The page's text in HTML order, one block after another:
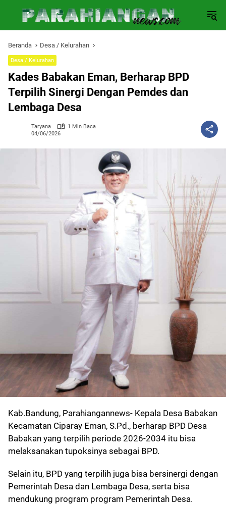
Beranda Desa / Kelurahan
Desa / Kelurahan
Kades Babakan Eman, Berharap BPD
Terpilih Sinergi Dengan Pemdes dan
Lembaga Desa
Taryana
1 Min Baca
04/06/2026
Kab.Bandung, Parahiangannews- Kepala Desa Babakan
Kecamatan Ciparay Eman, S.Pd., berharap BPD Desa
Babakan yang terpilih periode 2026-2034 itu bisa
melaksanakan tupoksinya sebagai BPD.
Selain itu, BPD yang terpilih juga bisa bersinergi dengan
Pemerintah Desa dan Lembaga Desa, serta bisa
mendukung program program Pemerintah Desa.